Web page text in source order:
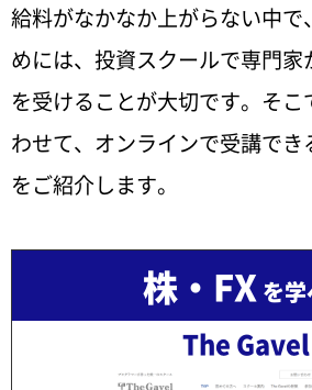
給料がなかなか上がらない中で
めには、投資スクールで専門
を受けることが大切です。そ
わせて、オンラインで受講で
をご紹介します。
株・FXを学
The Gavel